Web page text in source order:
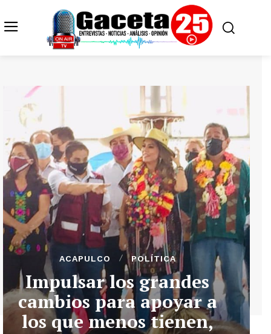
ACAPULCO POLÍTICA
Impulsar los grandes
cambios para apoyar a
los que menos tienen,